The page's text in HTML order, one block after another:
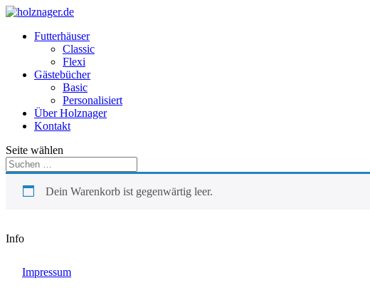
Futterhäuser
Classic
Flexi
Gästebücher
Basic
Personalisiert
Über Holznager
Kontakt
Seite wählen
Dein Warenkorb ist gegenwärtig leer.
Info
Impressum